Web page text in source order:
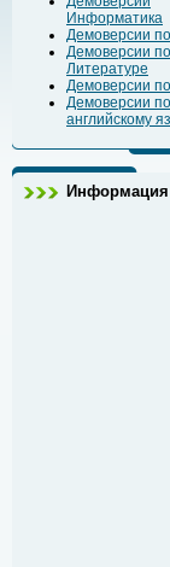
Информатика
Демоверсии
Демоверсии по
Литературе
Демоверсии
Демоверсии по
английскому
Информация